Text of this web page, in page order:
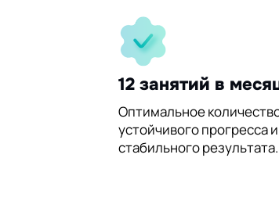
30%
60%
12 занятий в
Оптимальное
устойчивого прогресса и
стабильного результата.